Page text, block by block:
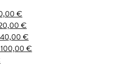
€
€
€
€